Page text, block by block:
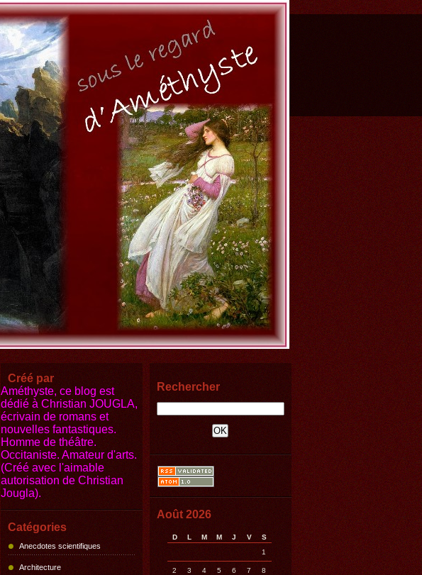
Rechercher
Août 2026
D L M M J V
S
1
2 3 4 5 6 7 8
Créé par
Améthyste, ce blog est
dédié à Christian JOUGLA,
écrivain de romans et
nouvelles fantastiques.
Homme de théâtre.
Occitaniste. Amateur d'arts.
(Créé avec l'aimable
autorisation de Christian
Jougla).
Catégories
Anecdotes scientifiques
Architecture